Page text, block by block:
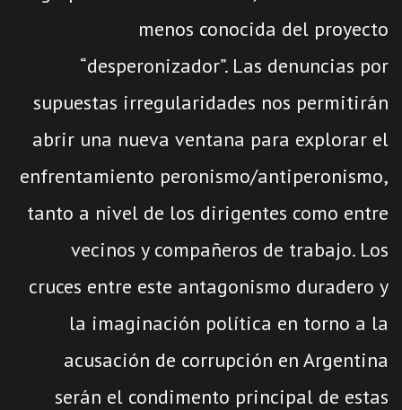
menos conocida del proyecto
“desperonizador”. Las denuncias por
supuestas irregularidades nos permitirán
abrir una nueva ventana para explorar el
enfrentamiento peronismo/antiperonismo,
tanto a nivel de los dirigentes como entre
vecinos y compañeros de trabajo. Los
cruces entre este antagonismo duradero y
la imaginación política en torno a la
acusación de corrupción en Argentina
serán el condimento principal de estas